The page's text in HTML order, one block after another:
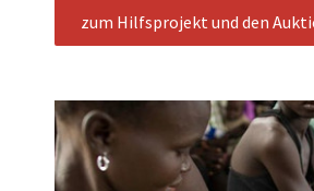
zum Hilfsprojekt und den